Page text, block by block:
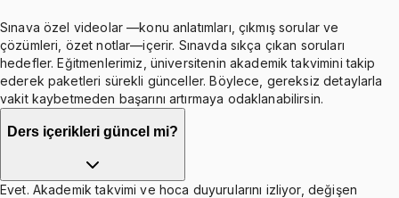
Sınava özel videolar —konu anlatımları, çıkmış sorular ve
çözümleri, özet notlar—içerir. Sınavda sıkça çıkan soruları
hedefler. Eğitmenlerimiz, üniversitenin akademik takvimini takip
ederek paketleri sürekli günceller. Böylece, gereksiz detaylarla
vakit kaybetmeden başarını artırmaya odaklanabilirsin.
Ders içerikleri güncel mi?
Evet. Akademik takvimi ve hoca duyurularını izliyor, değişen